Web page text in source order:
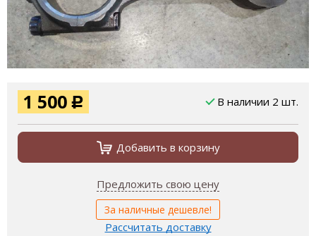
1 500 Р В наличии 2 шт.
Добавить в корзину
Предложить свою цену
За наличные дешевле!
Рассчитать доставку